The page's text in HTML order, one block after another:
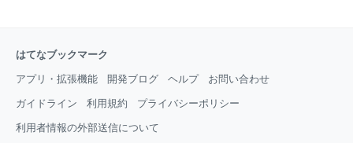
はてなブックマーク
アプリ・拡張機能 開発ブログ ヘルプ お問い合わせ
ガイドライン 利用規約 プライバシーポリシー
利用者情報の外部送信について